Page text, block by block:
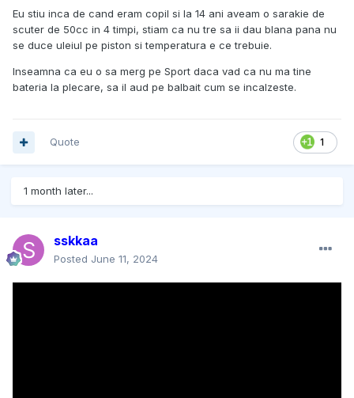
Eu stiu inca de cand eram copil si la 14 ani aveam o sarakie de
scuter de 50cc in 4 timpi, stiam ca nu tre sa ii dau blana pana nu
se duce uleiul pe piston si temperatura e ce trebuie.
Inseamna ca eu o sa merg pe Sport daca vad ca nu ma tine
bateria la plecare, sa il aud pe balbait cum se incalzeste.
1
Quote
1 month later...
sskkaa
Posted June 11, 2024